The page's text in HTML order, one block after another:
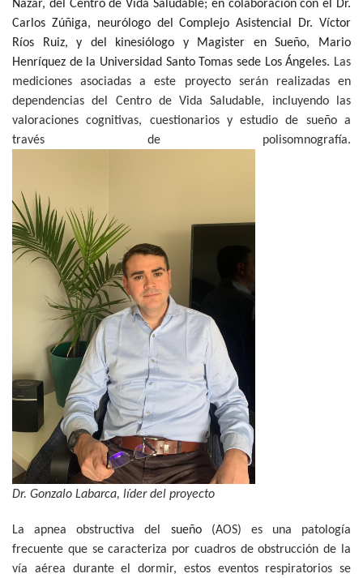
Nazar, del Centro de Vida Saludable; en colaboración con el Dr.
Carlos Zúñiga, neurólogo del Complejo Asistencial Dr. Víctor
Ríos Ruiz, y del kinesiólogo y Magister en Sueño, Mario
Henríquez de la Universidad Santo Tomas sede Los Ángeles. Las
mediciones asociadas a este proyecto serán realizadas en
dependencias del Centro de Vida Saludable, incluyendo las
valoraciones cognitivas, cuestionarios y estudio de sueño a
través de polisomnografía.
Dr. Gonzalo Labarca, líder del proyecto
La apnea obstructiva del sueño(AOS) es una patología
frecuente que se caracteriza por cuadros de obstrucción de la
vía aérea durante el dormir, estos eventos respiratorios se